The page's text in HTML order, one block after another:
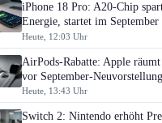
iPhone 18 Pro: A20-Chip
Energie, startet im September
Heute, 12:03 Uhr
AirPods-Rabatte: Apple
vor September-Neuvorstellung
Heute, 13:43 Uhr
Switch 2: Nintendo erhöht